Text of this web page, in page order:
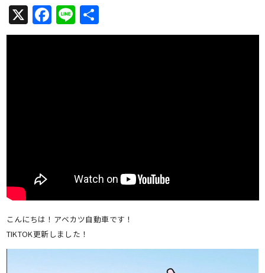
X Facebook
Line共
有
こんにちは！アベカツ自動車です！
TIKTOK更新しました！